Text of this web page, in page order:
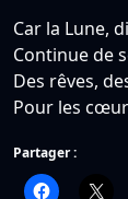
Car la Lune,
Continue de
Des rêves,
Pour les
Partager :